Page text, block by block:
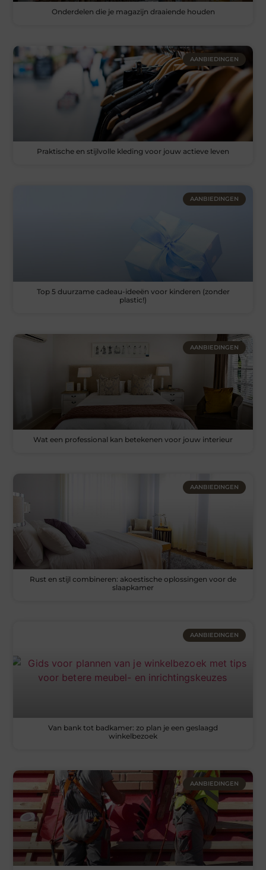
Onderdelen die je magazijn draaiende houden
AANBIEDINGEN
Praktische en stijlvolle kleding voor jouw actieve leven
AANBIEDINGEN
Top 5 duurzame cadeau-ideeën voor kinderen (zonder
plastic!)
AANBIEDINGEN
Wat een professional kan betekenen voor jouw interieur
AANBIEDINGEN
Rust en stijl combineren: akoestische oplossingen voor de
slaapkamer
AANBIEDINGEN
Van bank tot badkamer: zo plan je een geslaagd
winkelbezoek
AANBIEDINGEN